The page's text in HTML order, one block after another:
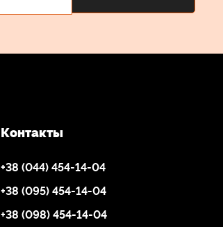
Контакты
+38 (044) 454-14-04
+38 (095) 454-14-04
+38 (098) 454-14-04